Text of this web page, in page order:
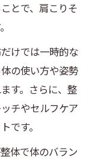
とで、肩こりそ
けでは一時的な
の使い方や姿勢
す。さらに、整
チやセルフケア
です。
体で体のバラン